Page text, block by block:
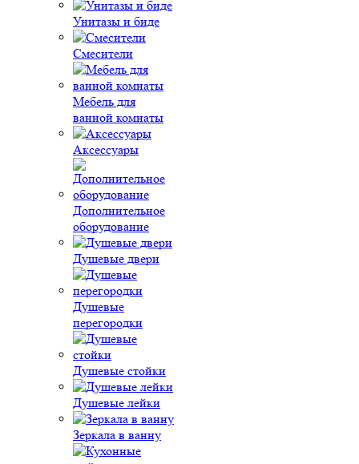
Унитазы и биде
Смесители
Мебель для
ванной комнаты
Аксессуары
Дополнительное
оборудование
Душевые двери
Душевые
перегородки
Душевые стойки
Душевые лейки
Зеркала в ванну